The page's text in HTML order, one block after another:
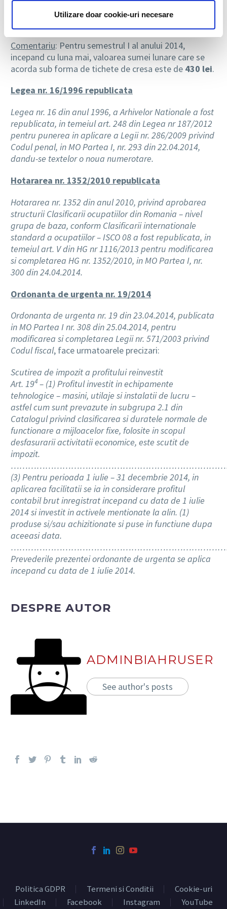
Utilizare doar cookie-uri necesare
de cresa pentru semestrul I al anului 2014, face
Comentariu: Pentru semestrul I al anului 2014,
incepand cu luna mai, valoarea sumei lunare care se
acorda sub forma de tichete de cresa este de 430 lei.
Legea nr. 16/1996 republicata
Legea nr. 16 din anul 1996, a Arhivelor Nationale a fost
republicata, in temeiul art. 248 din Legea nr 187/2012
pentru punerea in aplicare a Legii nr. 286/2009 privind
Codul penal, in MO Partea I, nr. 293 din 22.04.2014,
dandu-se textelor o noua numerotare.
Hotararea nr. 1352/2010 republicata
Hotararea nr. 1352 din anul 2010, privind aprobarea
structurii Clasificarii ocupatiilor din Romania – nivel
grupa de baza, conform Clasificarii internationale
standard a ocupatiilor – ISCO 08 a fost republicata, in
temeiul art. V din HG nr 1116/2013 pentru modificarea
si completarea HG nr. 1352/2010, in MO Partea I, nr.
300 din 24.04.2014.
Ordonanta de urgenta nr. 19/2014
Ordonanta de urgenta nr. 19 din 23.04.2014, publicata
in MO Partea I nr. 308 din 25.04.2014, pentru
modificarea si completarea Legii nr. 571/2003 privind
Codul fiscal, face urmatoarele precizari:
Scutirea de impozit a profitului reinvestit
Art. 194 – (1) Profitul investit in echipamente
tehnologice – masini, utilaje si instalatii de lucru –
astfel cum sunt prevazute in subgrupa 2.1 din
Catalogul privind clasificarea si duratele normale de
functionare a mijloacelor fixe, folosite in scopul
desfasurarii activitatii economice, este scutit de
impozit.
(3) Pentru perioada 1 iulie – 31 decembrie 2014, in
aplicarea facilitatii se ia in considerare profitul
contabil brut inregistrat incepand cu data de 1 iulie
2014 si investit in activele mentionate la alin. (1)
produse si/sau achizitionate si puse in functiune dupa
aceeasi data.
Prevederile prezentei ordonante de urgenta se aplica
incepand cu data de 1 iulie 2014.
DESPRE AUTOR
ADMINBIAHRUSER
See author's posts
Politica GDPR Termeni si Conditii
Cookie-uri
LinkedIn
Facebook Instagram YouTube